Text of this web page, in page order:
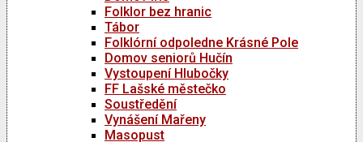
Folklor bez hranic
Tábor
Folklórní odpoledne Krásné Pole
Domov seniorů Hučín
Vystoupení Hlubočky
FF Lašské městečko
Soustředění
Vynášení Mařeny
Masopust